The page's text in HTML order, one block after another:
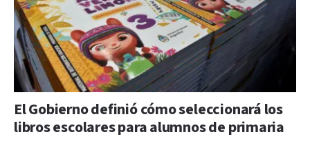
El Gobierno definió cómo seleccionará los
libros escolares para alumnos de primaria